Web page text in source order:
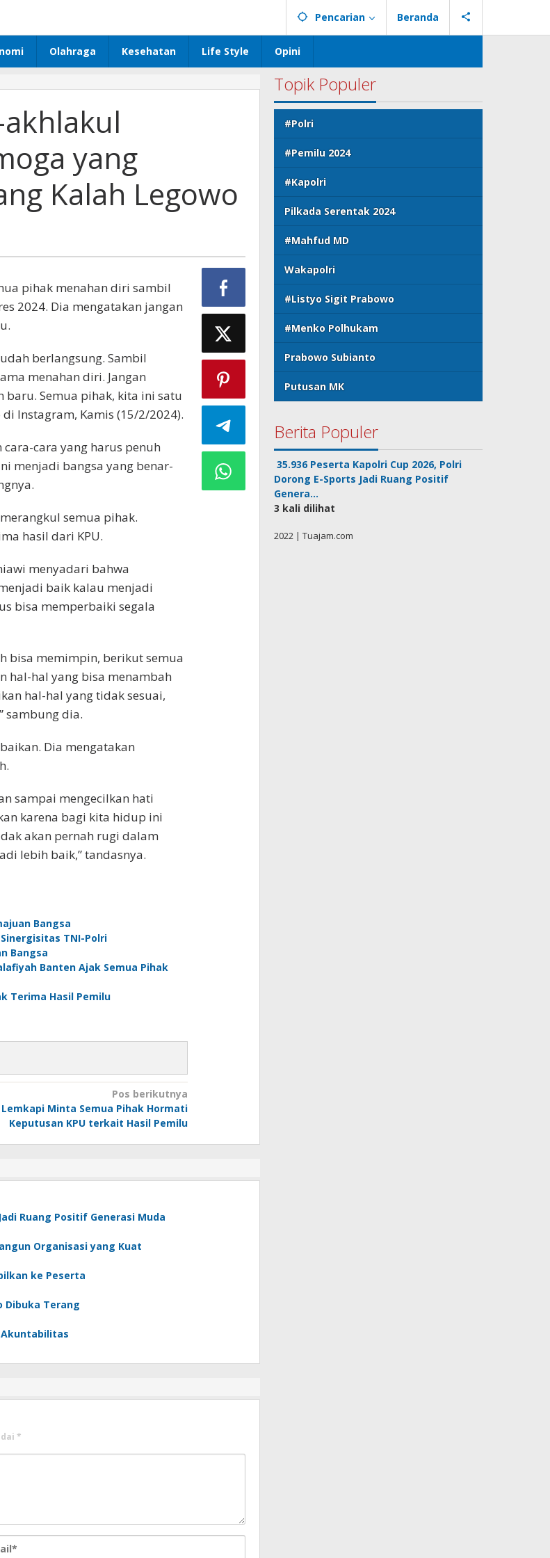
Pencarian Beranda
Olahraga Kesehatan Life Style Opini
yang
Kalah Legowo
pihak menahan diri sambil
2024. Dia mengatakan jangan
berlangsung. Sambil
menahan diri. Jangan
Semua pihak, kita ini satu
Instagram, Kamis (15/2/2024).
cara yang harus penuh
menjadi bangsa yang benar-
semua pihak.
hasil dari KPU.
menyadari bahwa
baik kalau menjadi
bisa memperbaiki segala
bisa memimpin, berikut semua
hal-hal yang bisa menambah
hal-hal yang tidak sesuai,
sambung dia.
Dia mengatakan
sampai mengecilkan hati
karena bagi kita hidup ini
akan pernah rugi dalam
lebih baik,” tandasnya.
Bangsa
TNI-Polri
Bangsa
Banten Ajak Semua Pihak
Terima Hasil Pemilu
Pos berikutnya
Lemkapi Minta Semua Pihak Hormati
Keputusan KPU terkait Hasil Pemilu
Ruang Positif Generasi Muda
Organisasi yang Kuat
ke Peserta
Dibuka Terang
Akuntabilitas
*
Topik Populer
#Polri
#Pemilu 2024
#Kapolri
Pilkada Serentak 2024
#Mahfud MD
Wakapolri
#Listyo Sigit Prabowo
#Menko Polhukam
Prabowo Subianto
Putusan MK
Berita Populer
35.936 Peserta Kapolri Cup 2026, Polri
Dorong E-Sports Jadi Ruang Positif
Genera…
3 kali dilihat
2022 | Tuajam.com